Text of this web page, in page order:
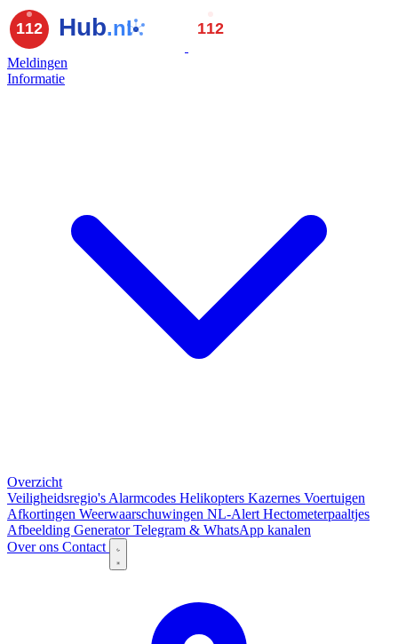
Meldingen
Informatie
Overzicht
Veiligheidsregio's Alarmcodes Helikopters Kazernes Voertuigen
Afkortingen Weerwaarschuwingen NL-Alert Hectometerpaaltjes
Afbeelding GeneratorTelegram & WhatsApp kanalen
Over ons Contact